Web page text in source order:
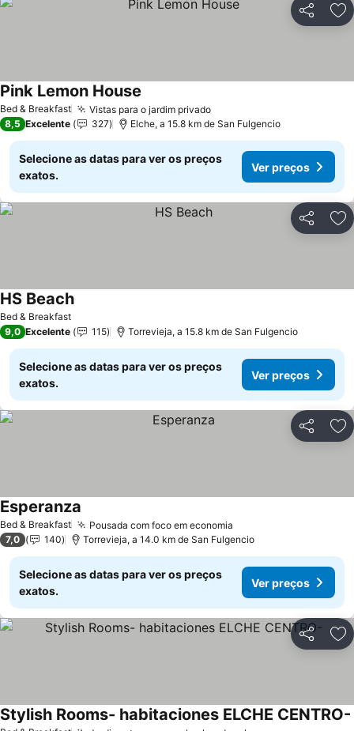
Partilhar
Bed & Breakfast Vistas para o jardim privadoVer preços
Pink Lemon House
8,5 Excelente 327 Elche, a 15.8 km de San Fulgencio
Selecione as datas para ver os preços
exatos.
Ver preços
Partilhar
Bed & Breakfast
HS BeachVer preços
9,0 Excelente 115 Torrevieja, a 15.8 km de San Fulgencio
Selecione as datas para ver os preços
exatos.
Ver preços
Partilhar
Bed & Breakfast Pousada com foco em economia
Esperanza
7,0 140 Torrevieja, a 14.0 km de San Fulgencio
Selecione as datas para ver os preços
exatos.
Ver preços
Partilhar
Stylish Rooms- habitaciones ELCHE CENTRO-